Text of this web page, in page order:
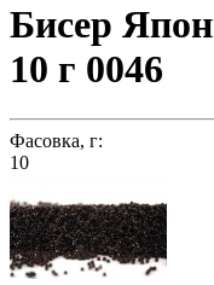
Бисер
10 г 0046
Фасовка, г:
10